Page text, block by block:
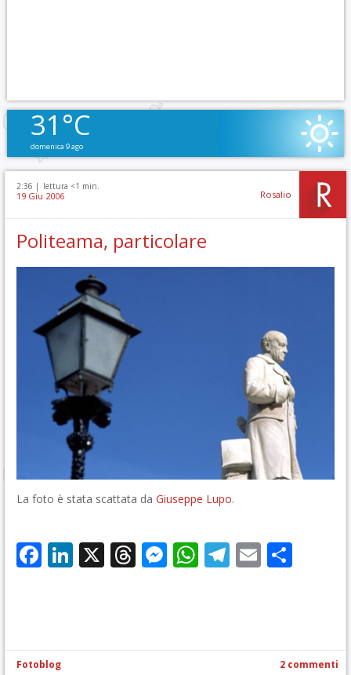
31°C
domenica 9 ago
2:36 | lettura <1 min.
19 Giu 2006 Rosalio
Politeama, particolare
La foto è stata scattata da Giuseppe Lupo.
Facebook
LinkedIn
X Threads
Messenger
WhatsApp
Telegram
Email
Fotoblog 2 commenti